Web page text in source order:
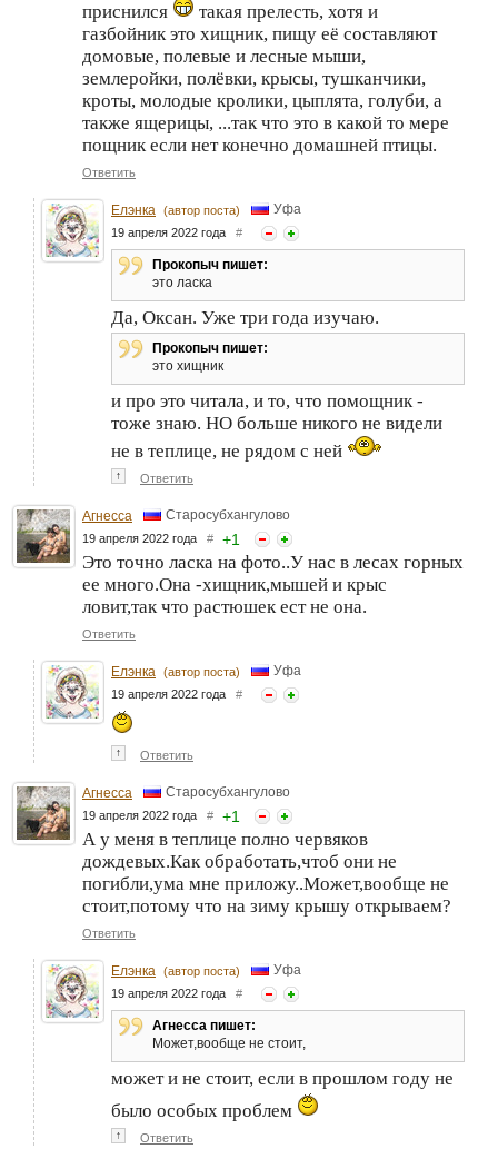
приснился
такая прелесть, хотя и
газбойник это хищник, пищу её составляют
домовые, полевые и лесные мыши,
землеройки, полёвки, крысы, тушканчики,
кроты, молодые кролики, цыплята, голуби, а
также ящерицы, ...так что это в какой то мере
пощник если нет конечно домашней птицы.
Ответить
Елэнка (автор поста) Уфа
19 апреля 2022 года #
Прокопыч пишет:
это ласка
Да, Оксан. Уже три года изучаю.
Прокопыч пишет:
это хищник
и про это читала, и то, что помощник -
тоже знаю. НО больше никого не видели
не в теплице, не рядом с ней
↑ Ответить
Агнесса Старосубхангулово
19 апреля 2022 года # +1
Это точно ласка на фото..У нас в лесах горных
ее много.Она -хищник,мышей и крыс
ловит,так что растюшек ест не она.
Ответить
Елэнка (автор поста) Уфа
19 апреля 2022 года #
↑ Ответить
Агнесса Старосубхангулово
19 апреля 2022 года # +1
А у меня в теплице полно червяков
дождевых.Как обработать,чтоб они не
погибли,ума мне приложу..Может,вообще не
стоит,потому что на зиму крышу открываем?
Ответить
Елэнка (автор поста) Уфа
19 апреля 2022 года #
Агнесса пишет:
Может,вообще не стоит,
может и не стоит, если в прошлом году не
было особых проблем
↑ Ответить